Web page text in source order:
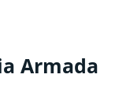
Armada